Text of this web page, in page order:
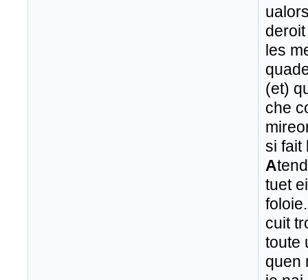
les
(et)
che
si fait
A
tuet
cuit
toute
quen